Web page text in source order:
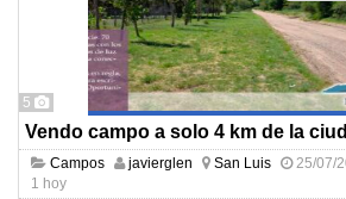
5
Vendo campo a solo 4 km de la
Campos javierglen San Luis 25/07/
1 hoy